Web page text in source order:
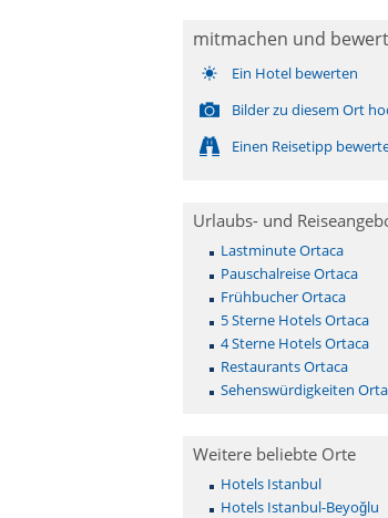
mitmachen und
Ein Hotel bewerten
Bilder zu diesem Ort
Einen Reisetipp
Urlaubs- und
Lastminute Ortaca
Pauschalreise Ortaca
Frühbucher Ortaca
5 Sterne Hotels Ortaca
4 Sterne Hotels Ortaca
Restaurants Ortaca
Sehenswürdigkeiten
Weitere beliebte Orte
Hotels Istanbul
Hotels Istanbul-Beyoğlu